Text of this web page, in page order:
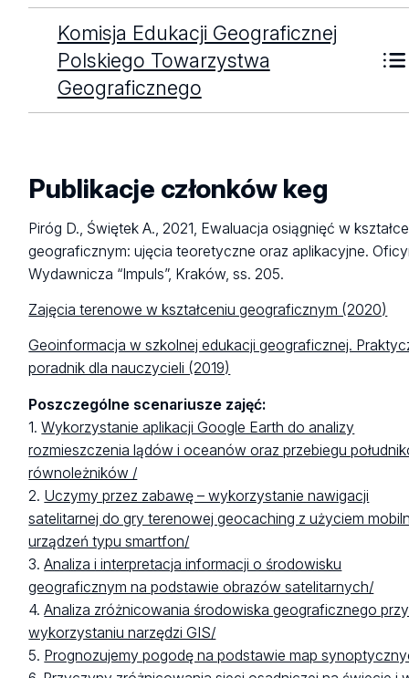
Komisja Edukacji Geograficznej
Polskiego Towarzystwa
Geograficznego
Publikacje członków keg
Piróg D., Świętek A., 2021, Ewaluacja osiągnięć w
geograficznym: ujęcia teoretyczne oraz aplikacyjne.
Wydawnicza “Impuls”, Kraków, ss. 205.
Zajęcia terenowe w kształceniu geograficznym (2020)
Geoinformacja w szkolnej edukacji geograficznej.
poradnik dla nauczycieli (2019)
Poszczególne scenariusze zajęć:
1.Wykorzystanie aplikacji Google Earth do analizy
rozmieszczenia lądów i oceanów oraz przebiegu
równoleżników /
2. Uczymy przez zabawę – wykorzystanie nawigacji
satelitarnej do gry terenowej geocaching z użyciem
urządzeń typu smartfon/
3.Analiza i interpretacja informacji o środowisku
geograficznym na podstawie obrazów satelitarnych/
4.Analiza zróżnicowania środowiska geograficznego przy
wykorzystaniu narzędzi GIS/
5. Prognozujemy pogodę na podstawie map